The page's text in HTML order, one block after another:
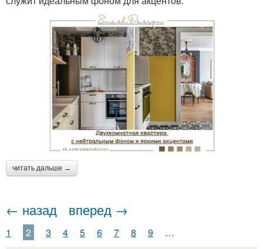
читать дальше →
← назад вперед →
1 2 3 4 5 6 7 8 9 …